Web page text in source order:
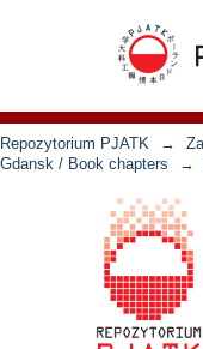
Repozytorium PJATK →
Gdansk / Book chapters
→